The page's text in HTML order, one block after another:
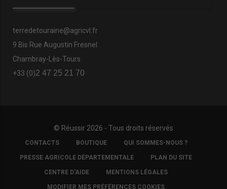
terredetouraine@agricvl.fr
9 Bis Rue Augustin Fresnel
Chambray-Lès-Tours
+33 (0)2 47 25 21 70
© Réussir 2026 - Tous droits réservés
FOOTER
COPYRIGHT
CONTACTS BOUTIQUE QUI SOMMES-NOUS ?
PRESSE AGRICOLE DÉPARTEMENTALE PLAN DU SITE
CENTRE D'AIDE MENTIONS LÉGALES
MODIFIER MES PRÉFÉRENCES COOKIES